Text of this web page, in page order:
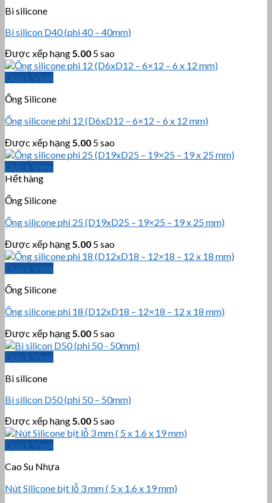
Bi silicone
Bi silicon D40 (phi 40 – 40mm)
Được xếp hạng 5.00 5 sao
Quick View
Ống Silicone
Ống silicone phi 12 (D6xD12 – 6×12 – 6 x 12 mm)
Được xếp hạng 5.00 5 sao
Quick View
Hết hàng
Ống Silicone
Ống silicone phi 25 (D19xD25 – 19×25 – 19 x 25 mm)
Được xếp hạng 5.00 5 sao
Quick View
Ống Silicone
Ống silicone phi 18 (D12xD18 – 12×18 – 12 x 18 mm)
Được xếp hạng 5.00 5 sao
Quick View
Bi silicone
Bi silicon D50 (phi 50 – 50mm)
Được xếp hạng 5.00 5 sao
Quick View
Cao Su Nhựa
Nút Silicone bịt lỗ 3 mm ( 5 x 1.6 x 19 mm)